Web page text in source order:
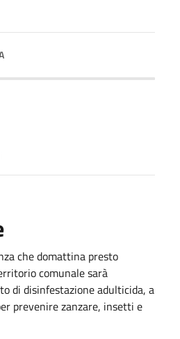
che domattina presto
comunale sarà
di disinfestazione adulticida, a
prevenire zanzare, insetti e